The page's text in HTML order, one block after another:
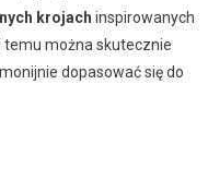
krojach inspirowanych
temu można skutecznie
dopasować się do